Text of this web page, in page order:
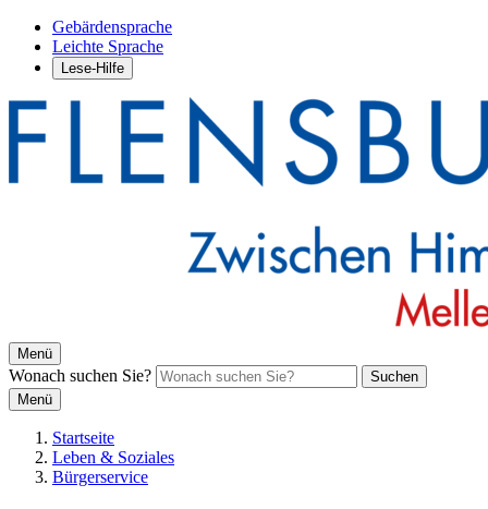
Gebärdensprache
Leichte Sprache
Lese-Hilfe
Menü
Wonach suchen Sie?
Suchen
Menü
Startseite
Leben & Soziales
Bürgerservice